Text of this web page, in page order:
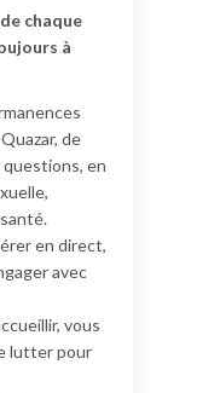
chaque
à
de
en
en direct,
avec
vous
lutter pour